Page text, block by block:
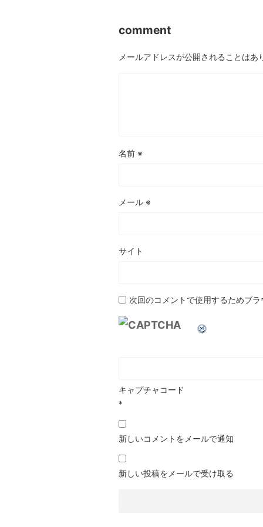
comment
メールアドレスが公開されることはあ
名前 ※
メール ※
サイト
次回のコメントで使用するためブ
キャプチャコード
*
新しいコメントをメールで通知
新しい投稿をメールで受け取る